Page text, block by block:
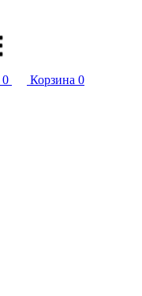
0 Корзина 0